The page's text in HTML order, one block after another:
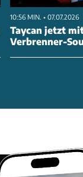
10:56 MIN. • 07.07.2026
Taycan jetzt
Verbrenner-